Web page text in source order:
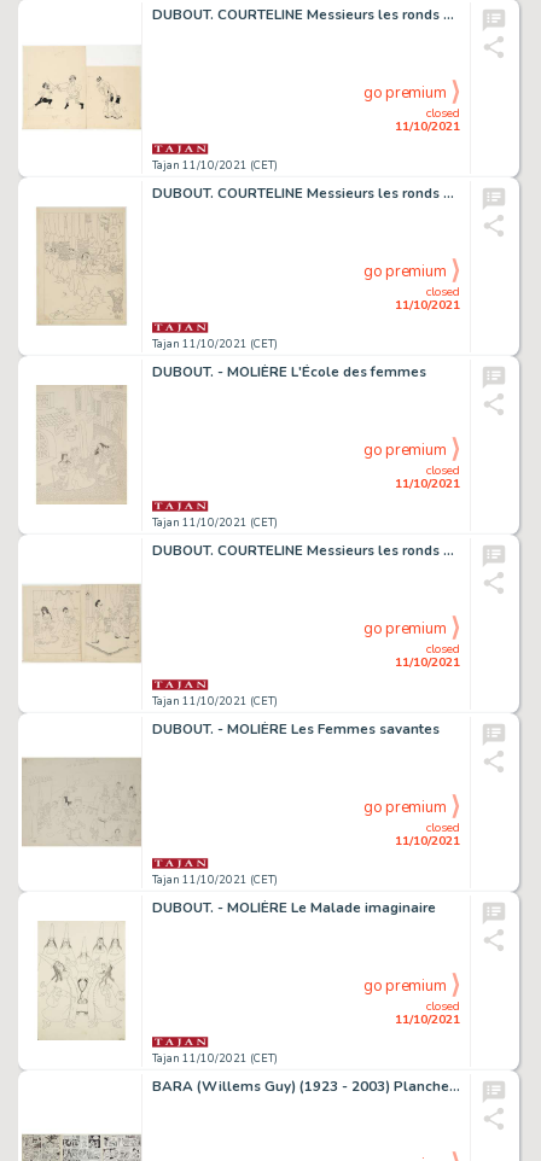
DUBOUT. COURTELINE Messieurs les ronds de cuir
Tajan 11/10/2021 (CET)
closed
11/10/2021
go premium
DUBOUT. COURTELINE Messieurs les ronds de cuir
Tajan 11/10/2021 (CET)
closed
11/10/2021
go premium
DUBOUT. - MOLIÈRE L'École des femmes
Tajan 11/10/2021 (CET)
closed
11/10/2021
go premium
DUBOUT. COURTELINE Messieurs les ronds de cuir.
Tajan 11/10/2021 (CET)
closed
11/10/2021
go premium
DUBOUT. - MOLIÈRE Les Femmes savantes
Tajan 11/10/2021 (CET)
closed
11/10/2021
go premium
DUBOUT. - MOLIÈRE Le Malade imaginaire
Tajan 11/10/2021 (CET)
closed
11/10/2021
go premium
BARA (Willems Guy) (1923 - 2003) Planches originales " Max l'explorateur : Papous pas fous ".